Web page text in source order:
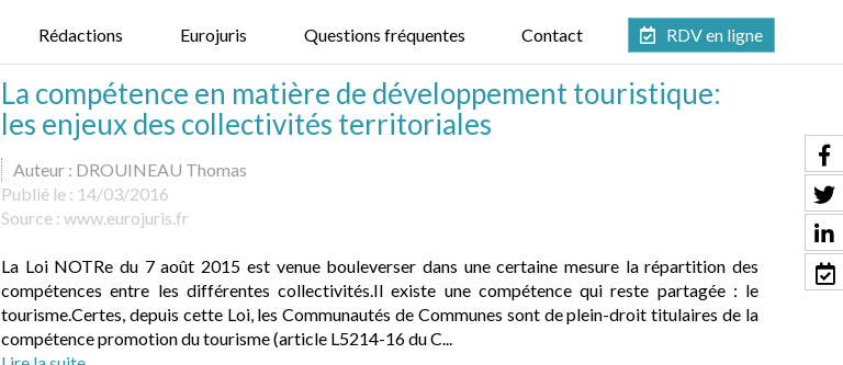
Rédactions Eurojuris Questions fréquentes Contact RDV en ligne
La compétence en matière de développement touristique:
les enjeux des collectivités territoriales
Auteur : DROUINEAU Thomas
Publié le : 14/03/2016
Source : www.eurojuris.fr
La Loi NOTRe du 7 août 2015 est venue bouleverser dans une certaine mesure la répartition des
compétences entre les différentes collectivités.Il existe une compétence qui reste partagée : le
tourisme.Certes, depuis cette Loi, les Communautés de Communes sont de plein-droit titulaires de la
compétence promotion du tourisme (article L5214-16 du C...